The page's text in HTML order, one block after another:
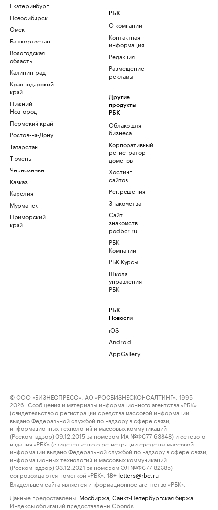
Екатеринбург
Новосибирск
Омск
Башкортостан
Вологодская
область
Калининград
Краснодарский
край
Нижний
Новгород
Пермский край
Ростов-на-Дону
Татарстан
Тюмень
Черноземье
Кавказ
Карелия
Мурманск
Приморский
край
РБК
О компании
Контактная
информация
Редакция
Размещение
рекламы
Другие
продукты
РБК
Облако для
бизнеса
Корпоративный
регистратор
доменов
Хостинг
сайтов
Рег.решения
Знакомства
Сайт
знакомств
podbor.ru
РБК
Компании
РБК Курсы
Школа
управления
РБК
РБК
Новости
iOS
Android
AppGallery
© ООО «БИЗНЕСПРЕСС», АО «РОСБИЗНЕСКОНСАЛТИНГ», 1995–
2026. Сообщения и материалы информационного агентства «РБК»
(свидетельство о регистрации средства массовой информации
выдано Федеральной службой по надзору в сфере связи,
информационных технологий и массовых коммуникаций
(Роскомнадзор) 09.12.2015 за номером ИА №ФС77-63848) и сетевого
издания «РБК» (свидетельство о регистрации средства массовой
информации выдано Федеральной службой по надзору в сфере связи,
информационных технологий и массовых коммуникаций
(Роскомнадзор) 03.12.2021 за номером ЭЛ №ФС77-82385)
сопровождаются пометкой «РБК».
18+ letters@rbc.ru
Владельцем сайта является информационное агентство «РБК».
Данные предоставлены: Мосбиржа Санкт-Петербургская биржа
Индексы облигаций предоставлены Cbonds.